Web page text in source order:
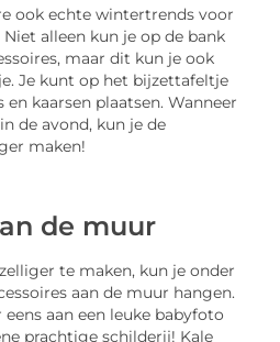
ook echte wintertrends voor
Niet alleen kun je op de bank
maar dit kun je ook
Je kunt op het bijzettafeltje
kaarsen plaatsen. Wanneer
de avond, kun je de
maken!
de muur
te maken, kun je onder
aan de muur hangen.
aan een leuke babyfoto
prachtige schilderij! Kale